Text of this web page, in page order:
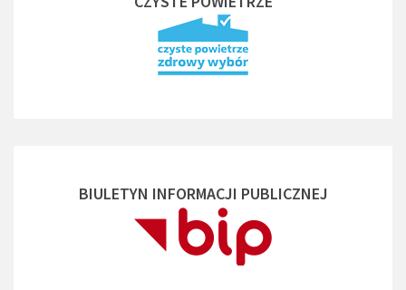
BIULETYN INFORMACJI PUBLICZNEJ